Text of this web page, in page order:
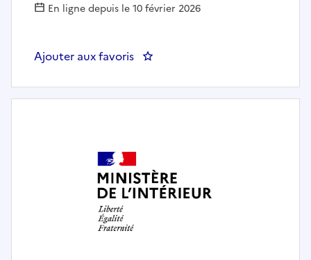
En ligne depuis le 10 février 2026
Ajouter aux favoris : Chargé (e) de mission au sein